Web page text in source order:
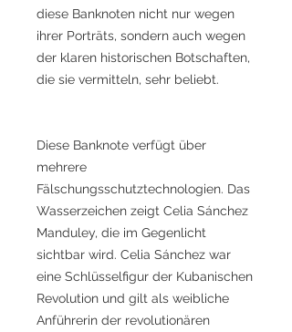
diese Banknoten nicht nur wegen
ihrer Porträts, sondern auch wegen
der klaren historischen Botschaften,
die sie vermitteln, sehr beliebt.
Diese Banknote verfügt über
mehrere
Fälschungsschutztechnologien. Das
Wasserzeichen zeigt Celia Sánchez
Manduley, die im Gegenlicht
sichtbar wird. Celia Sánchez war
eine Schlüsselfigur der Kubanischen
Revolution und gilt als weibliche
Anführerin der revolutionären